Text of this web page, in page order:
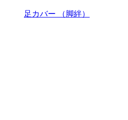
足カバー （脚絆）